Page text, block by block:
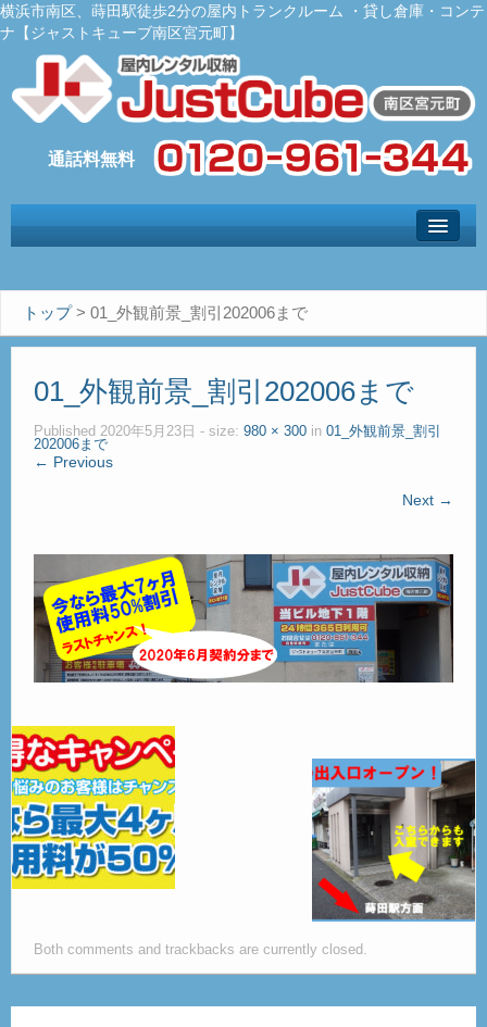
横浜市南区、蒔田駅徒歩2分の屋内トランクルーム ・貸し倉庫・コンテ
ナ【ジャストキューブ南区宮元町】
トップ
– Top –
ご利用案内
– User guide –
– Size Price –
Ｑ＆Ａ
ご契約の流れ
– Agreement –
交通アクセス
– Access –
トップ> 01_外観前景_割引202006まで
01_外観前景_割引202006まで
Published 2020年5月23日 - size: 980 × 300 in 01_外観前景_割引
202006まで
← Previous
Next →
Both comments and trackbacks are currently closed.